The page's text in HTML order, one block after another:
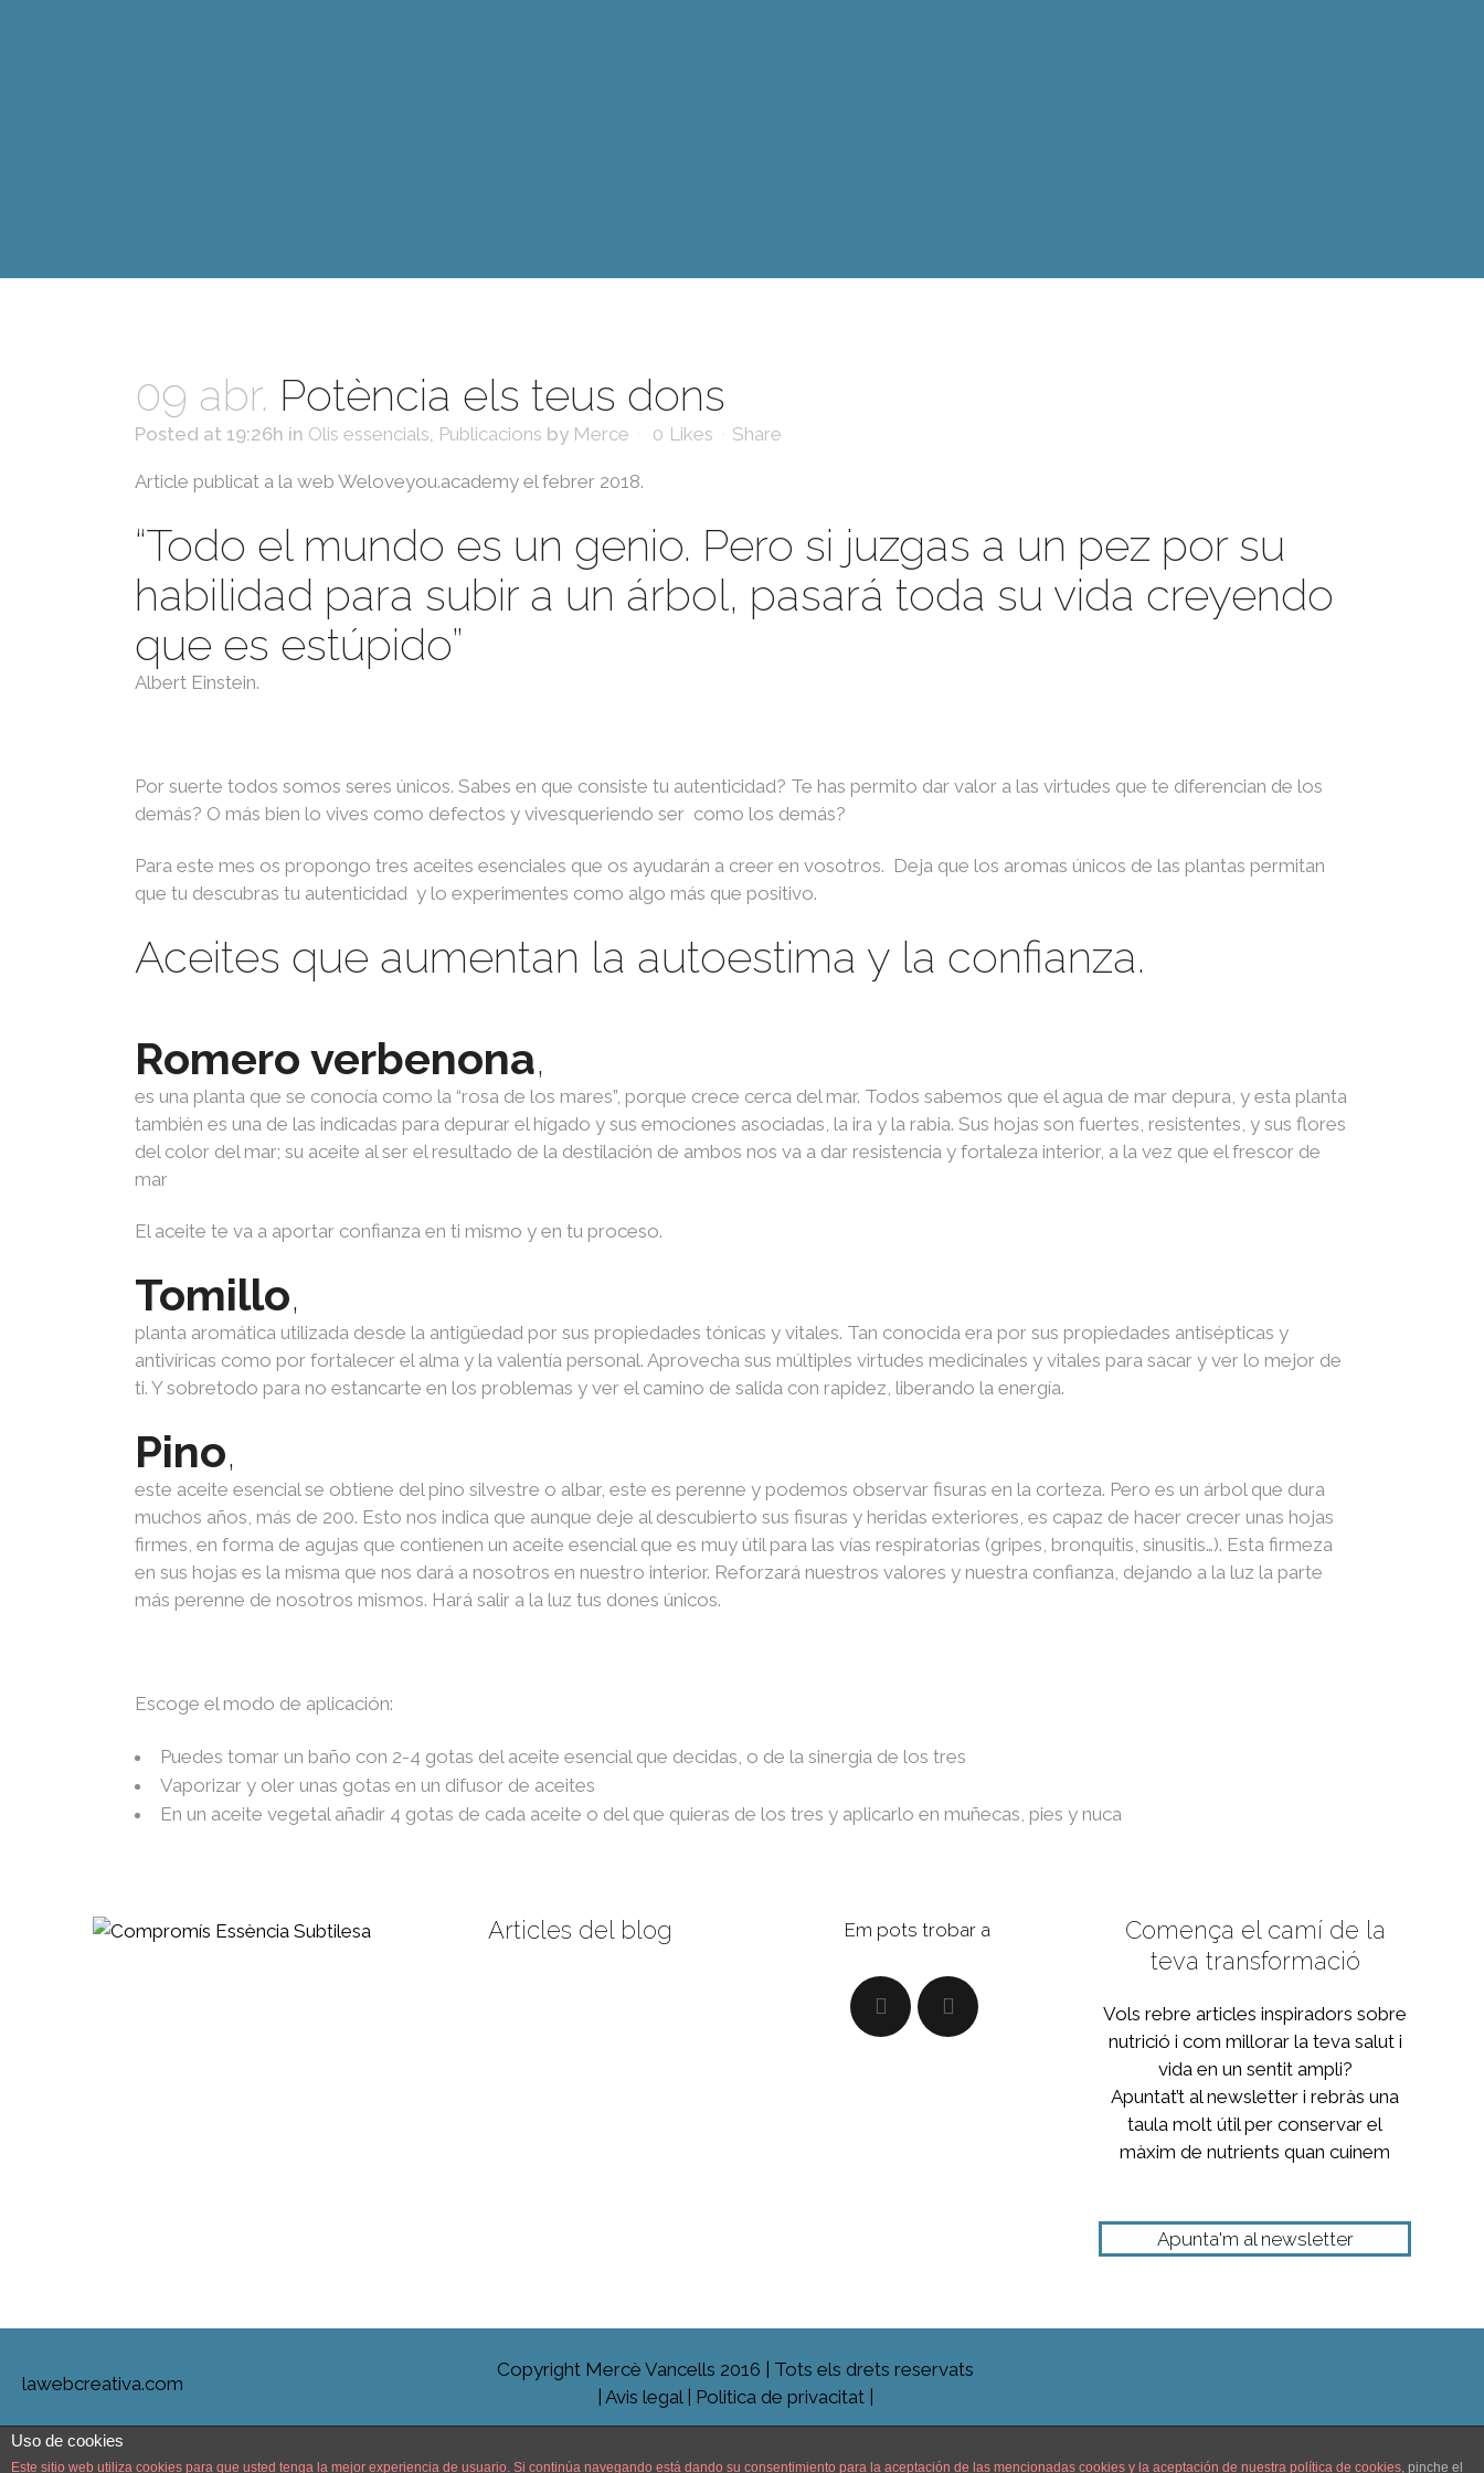
09 abr. Potència els teus dons
Posted at 19:26h in Olis essencials, Publicacions by Merce 0 Likes Share
Article publicat a la web Weloveyou.academy el febrer 2018.
“Todo el mundo es un genio. Pero si juzgas a un pez por su
habilidad para subir a un árbol, pasará toda su vida creyendo
que es estúpido”
Albert Einstein.
Por suerte todos somos seres únicos. Sabes en que consiste tu autenticidad? Te has permito dar valor a las virtudes que te diferencian de los
demás? O más bien lo vives como defectos y vivesqueriendo ser como los demás?
Para este mes os propongo tres aceites esenciales que os ayudarán a creer en vosotros. Deja que los aromas únicos de las plantas permitan
que tu descubras tu autenticidad y lo experimentes como algo más que positivo.
Aceites que aumentan la autoestima y la confianza.
Romero verbenona,
es una planta que se conocía como la “rosa de los mares”, porque crece cerca del mar. Todos sabemos que el agua de mar depura, y esta planta
también es una de las indicadas para depurar el hígado y sus emociones asociadas, la ira y la rabia. Sus hojas son fuertes, resistentes, y sus flores
del color del mar; su aceite al ser el resultado de la destilación de ambos nos va a dar resistencia y fortaleza interior, a la vez que el frescor de
mar
El aceite te va a aportar confianza en ti mismo y en tu proceso.
Tomillo,
planta aromática utilizada desde la antigüedad por sus propiedades tónicas y vitales. Tan conocida era por sus propiedades antisépticas y
antivíricas como por fortalecer el alma y la valentía personal. Aprovecha sus múltiples virtudes medicinales y vitales para sacar y ver lo mejor de
ti. Y sobretodo para no estancarte en los problemas y ver el camino de salida con rapidez, liberando la energía.
Pino,
este aceite esencial se obtiene del pino silvestre o albar, este es perenne y podemos observar fisuras en la corteza. Pero es un árbol que dura
muchos años, más de 200. Esto nos indica que aunque deje al descubierto sus fisuras y heridas exteriores, es capaz de hacer crecer unas hojas
firmes, en forma de agujas que contienen un aceite esencial que es muy útil para las vías respiratorias (gripes, bronquitis, sinusitis…). Esta firmeza
en sus hojas es la misma que nos dará a nosotros en nuestro interior. Reforzará nuestros valores y nuestra confianza, dejando a la luz la parte
más perenne de nosotros mismos. Hará salir a la luz tus dones únicos.
Escoge el modo de aplicación:
Puedes tomar un baño con 2-4 gotas del aceite esencial que decidas, o de la sinergia de los tres
Vaporizar y oler unas gotas en un difusor de aceites
En un aceite vegetal añadir 4 gotas de cada aceite o del que quieras de los tres y aplicarlo en muñecas, pies y nuca
Articles del blog Em pots trobar a
Comença el camí de la
teva transformació
Vols rebre articles inspiradors sobre
nutrició i com millorar la teva salut i
vida en un sentit ampli?
Apuntat’t al newsletter i rebràs una
taula molt útil per conservar el
màxim de nutrients quan cuinem
Apunta'm al newsletter
lawebcreativa.com
Copyright Mercè Vancells 2016 | Tots els drets reservats
Avis legal| Politica de privacitat |
Uso de cookies
Este sitio web utiliza cookies para que usted tenga la mejor experiencia de usuario. Si continúa navegando está dando su consentimiento para la aceptación de las mencionadas cookies y la aceptación de nuestra política de cookies, pinche el
Català English Español